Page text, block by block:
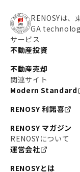
RENOSYは、
GA
サービス
不動産投資
不動産売却
関連サイト
Modern Standard
RENOSY 利諾喜
RENOSY マガジン
RENOSYについて
運営会社
RENOSYとは